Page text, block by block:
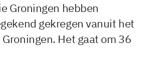
Groningen hebben
gekregen vanuit het
Het gaat om 36